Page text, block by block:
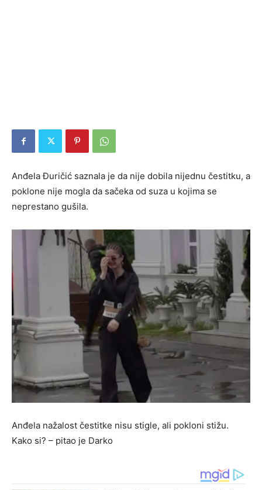
Anđela Đuričić saznala je da nije dobila nijednu čestitku, a
poklone nije mogla da sačeka od suza u kojima se
neprestano gušila.
Anđela nažalost čestitke nisu stigle, ali pokloni stižu.
Kako si? – pitao je Darko